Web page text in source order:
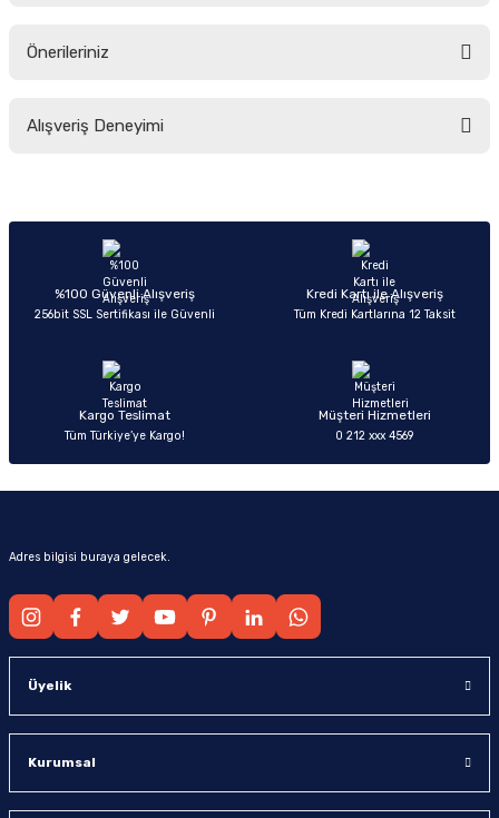
Önerileriniz
yetersiz gördüğünüz noktaları öneri formunu kullanarak tarafımıza
Ürün açıklamasında eksik bilgiler bulunuyor.
Ürün bilgilerinde hatalar bulunuyor.
Ürün fiyatı diğer sitelerden daha pahalı.
Alışveriş Deneyimi
Sitemize ilk yorumu siz yapın!
%100 Güvenli Alışveriş
256bit SSL Sertifikası ile Güvenli
Kredi Kartı ile Alışveriş
Tüm Kredi Kartlarına 12 Taksit
Kargo Teslimat
Tüm Türkiye’ye Kargo!
Müşteri Hizmetleri
0 212 xxx 4569
Adres bilgisi buraya gelecek.
Üyelik
Kurumsal